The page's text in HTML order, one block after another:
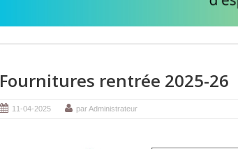
Fournitures rentrée 2025-26
11-04-2025 par Administrateur